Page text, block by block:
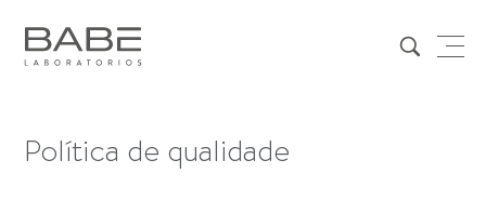
Política de qualidade